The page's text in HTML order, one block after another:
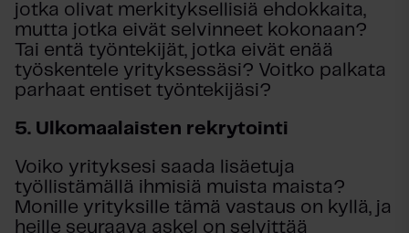
jotka olivat merkityksellisiä ehdokkaita,
mutta jotka eivät selvinneet kokonaan?
Tai entä työntekijät, jotka eivät enää
työskentele yrityksessäsi? Voitko palkata
parhaat entiset työntekijäsi?
5. Ulkomaalaisten rekrytointi
Voiko yrityksesi saada lisäetuja
työllistämällä ihmisiä muista maista?
Monille yrityksille tämä vastaus on kyllä, ja
heille seuraava askel on selvittää